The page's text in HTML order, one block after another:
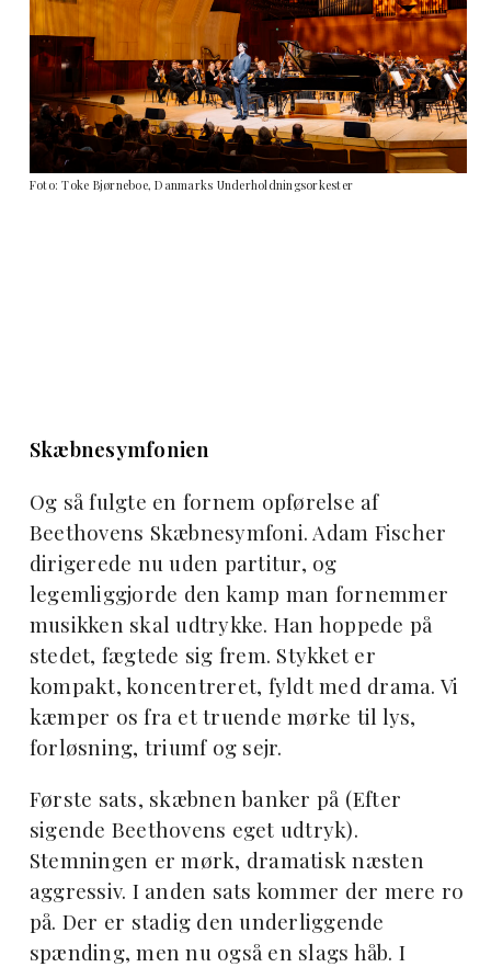
Foto: Toke Bjørneboe, Danmarks Underholdningsorkester
Skæbnesymfonien
Og så fulgte en fornem opførelse af
Beethovens Skæbnesymfoni. Adam Fischer
dirigerede nu uden partitur, og
legemliggjorde den kamp man fornemmer
musikken skal udtrykke. Han hoppede på
stedet, fægtede sig frem. Stykket er
kompakt, koncentreret, fyldt med drama. Vi
kæmper os fra et truende mørke til lys,
forløsning, triumf og sejr.
Første sats, skæbnen banker på (Efter
sigende Beethovens eget udtryk).
Stemningen er mørk, dramatisk næsten
aggressiv. I anden sats kommer der mere ro
på. Der er stadig den underliggende
spænding, men nu også en slags håb. I